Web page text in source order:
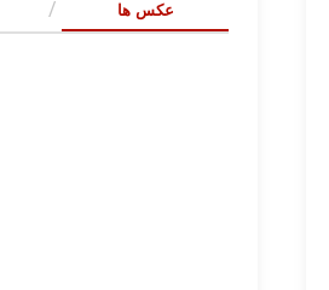
عکس ها